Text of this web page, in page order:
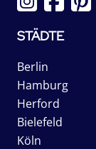
STÄDTE
Berlin
Hamburg
Herford
Bielefeld
Köln